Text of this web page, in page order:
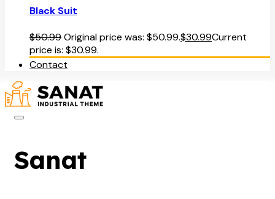
Black Suit
$50.99Original price was: $50.99.$30.99Current
price is: $30.99.
Contact
Sanat